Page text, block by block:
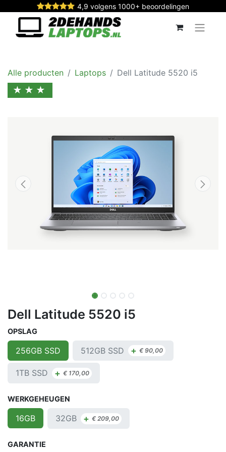
4,9 volgens 1000+ beoordelingen
Alle producten Laptops Dell Latitude 5520 i5
★★★
Dell Latitude 5520 i5
OPSLAG
256GB SSD 512GB SSD + €90,00
1TB SSD + € 170,00
WERKGEHEUGEN
16GB 32GB + €209,00
GARANTIE